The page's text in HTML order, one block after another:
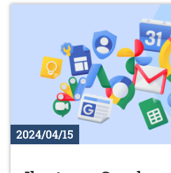
2024/04/15